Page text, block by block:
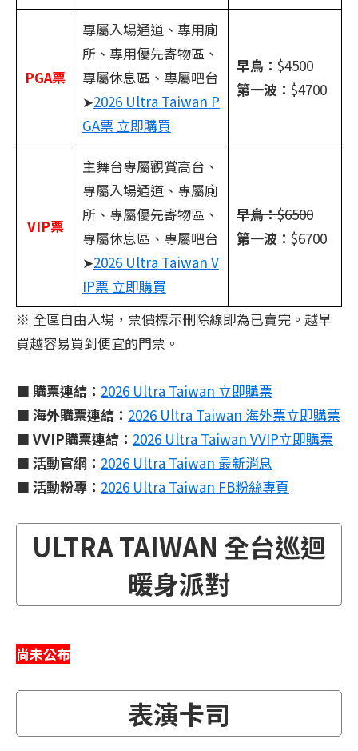
PGA票
專屬入場通道、專用廁
所、專用優先寄物區、
專屬休息區、專屬吧台
➤2026 Ultra Taiwan P
GA票 立即購買
早鳥：$4500
第一波： $4700
VIP票
主舞台專屬觀賞高台、
專屬入場通道、專屬廁
所、專屬優先寄物區、
專屬休息區、專屬吧台
➤2026 Ultra Taiwan V
IP票 立即購買
早鳥：$6500
第一波： $6700
※ 全區自由入場，票價標示刪除線即為已賣完。越早
買越容易買到便宜的門票。
■ 購票連結： 2026 Ultra Taiwan 立即購票
■ 海外購票連結： 2026 Ultra Taiwan 海外票立即購票
■ VVIP購票連結： 2026 Ultra Taiwan VVIP立即購票
■ 活動官網： 2026 Ultra Taiwan 最新消息
■ 活動粉專： 2026 Ultra Taiwan FB粉絲專頁
ULTRA TAIWAN 全台巡迴
暖身派對
尚未公布
表演卡司